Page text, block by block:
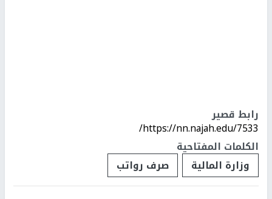
رابط قصير
https://nn.najah.edu/7533/
الكلمات المفتاحية
وزارة المالية
صرف رواتب